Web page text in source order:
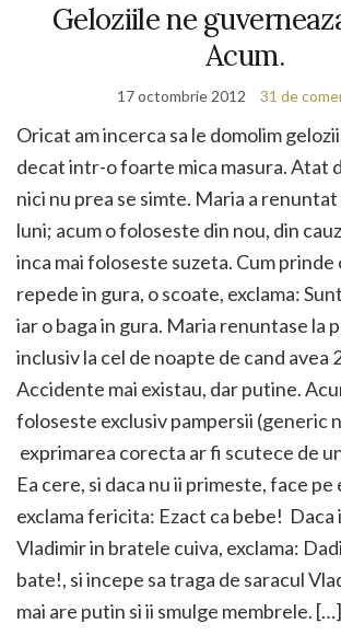
Geloziile ne
Acum.
17 octombrie 2012 31 de
Oricat am incerca sa le domolim
decat intr-o foarte mica masura. Atat
nici nu prea se simte. Maria a renuntat
luni; acum o foloseste din nou, din
inca mai foloseste suzeta. Cum prinde
repede in gura, o scoate, exclama:
iar o baga in gura. Maria renuntase la
inclusiv la cel de noapte de cand avea
Accidente mai existau, dar putine.
foloseste exclusiv pampersii (generic
exprimarea corecta ar fi scutece de
Ea cere, si daca nu ii primeste, face pe
exclama fericita: Ezact ca bebe! Daca
Vladimir in bratele cuiva, exclama:
bate!, si incepe sa traga de saracul
mai are putin si ii smulge membrele. […]